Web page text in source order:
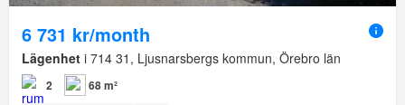
6 731 kr/month
Lägenhet i 714 31, Ljusnarsbergs kommun, Örebro län
2 68 m²